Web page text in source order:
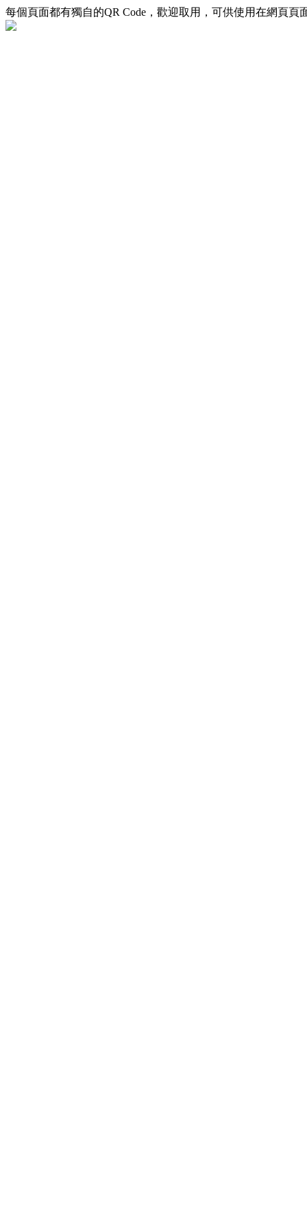
每個頁面都有獨自的QR Code，歡迎取用，可供使用在網頁頁